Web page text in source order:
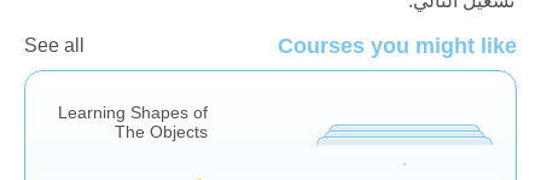
Courses you might like
See all
Learning Shapes of
The Objects